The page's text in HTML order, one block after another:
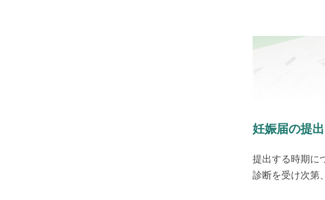
妊娠届の提
提出する時期に
診断を受け次第